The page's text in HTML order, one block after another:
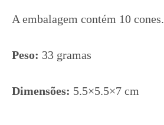
A embalagem contém 10 cones.
Peso: 33 gramas
Dimensões: 5.5×5.5×7 cm